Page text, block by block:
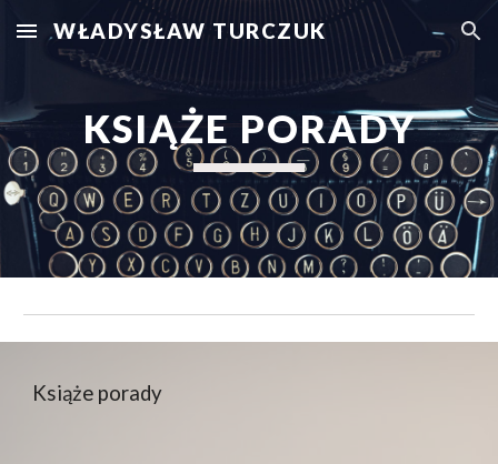
Skip to main content Skip to navigation
WŁADYSŁAW TURCZUK
KSIĄŻE PORADY
Książe porady